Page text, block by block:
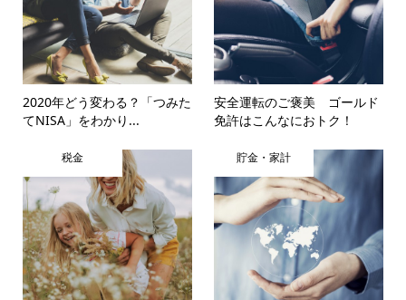
2020年どう変わる？「つみた
てNISA」をわかり...
安全運転のご褒美 ゴールド
免許はこんなにおトク！
税金 貯金・家計